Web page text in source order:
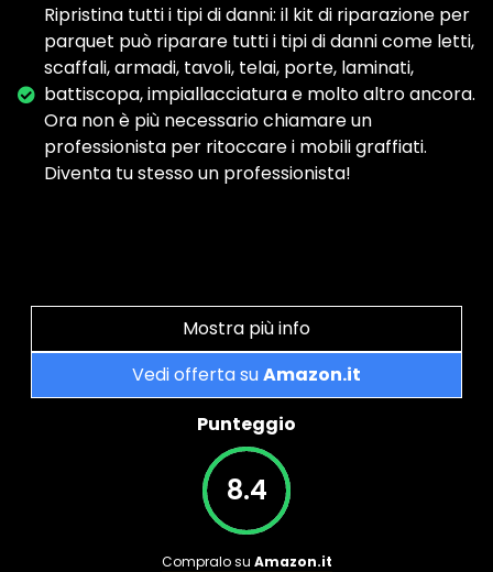
Ripristina tutti i tipi di danni: il kit di riparazione per
parquet può riparare tutti i tipi di danni come letti,
scaffali, armadi, tavoli, telai, porte, laminati,
battiscopa, impiallacciatura e molto altro ancora.
Ora non è più necessario chiamare un
professionista per ritoccare i mobili graffiati.
Diventa tu stesso un professionista!
Mostra più info
Vedi offerta suAmazon.it
Punteggio
8.4
Compralo su Amazon.it